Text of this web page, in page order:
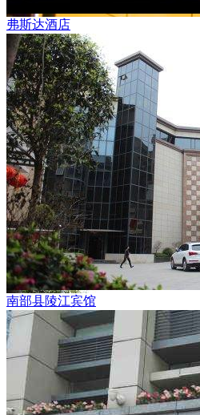
弗斯达酒店
南部县陵江宾馆